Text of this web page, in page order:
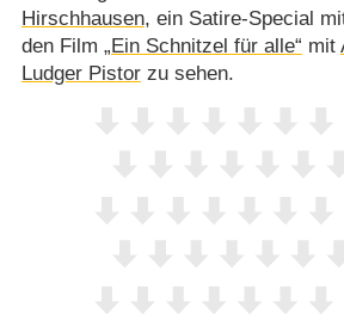
Hirschhausen, ein Satire-Special
den Film „Ein Schnitzel für alle“ mit
Ludger Pistorzu sehen.